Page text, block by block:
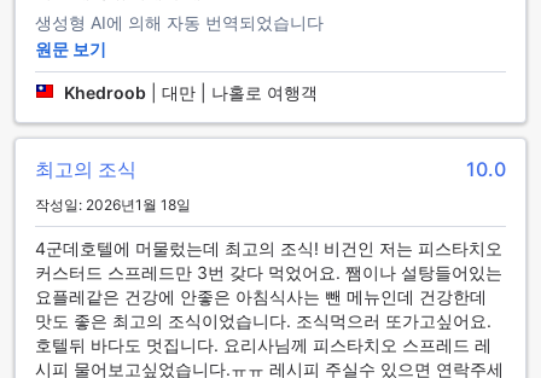
생성형 AI에 의해 자동 번역되었습니다
원문 보기
Khedroob 대만 | 나홀로 여행객
최고의 조식 10.0
작성일: 2026년1월 18일
4군데호텔에 머물렀는데 최고의 조식! 비건인 저는 피스타치오
커스터드 스프레드만 3번 갖다 먹었어요. 쨈이나 설탕들어있는
요플레같은 건강에 안좋은 아침식사는 뺀 메뉴인데 건강한데
맛도 좋은 최고의 조식이었습니다. 조식먹으러 또가고싶어요.
호텔뒤 바다도 멋집니다. 요리사님께 피스타치오 스프레드 레
시피 물어보고싶었습니다.ㅠㅠ 레시피 주실수 있으면 연락주세